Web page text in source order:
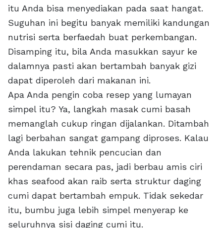
itu Anda bisa menyediakan pada saat hangat.
Suguhan ini begitu banyak memiliki kandungan
nutrisi serta berfaedah buat perkembangan.
Disamping itu, bila Anda masukkan sayur ke
dalamnya pasti akan bertambah banyak gizi
dapat diperoleh dari makanan ini.
Apa Anda pengin coba resep yang lumayan
simpel itu? Ya, langkah masak cumi basah
memanglah cukup ringan dijalankan. Ditambah
lagi berbahan sangat gampang diproses. Kalau
Anda lakukan tehnik pencucian dan
perendaman secara pas, jadi berbau amis ciri
khas seafood akan raib serta struktur daging
cumi dapat bertambah empuk. Tidak sekedar
itu, bumbu juga lebih simpel menyerap ke
seluruhnya sisi daging cumi itu.